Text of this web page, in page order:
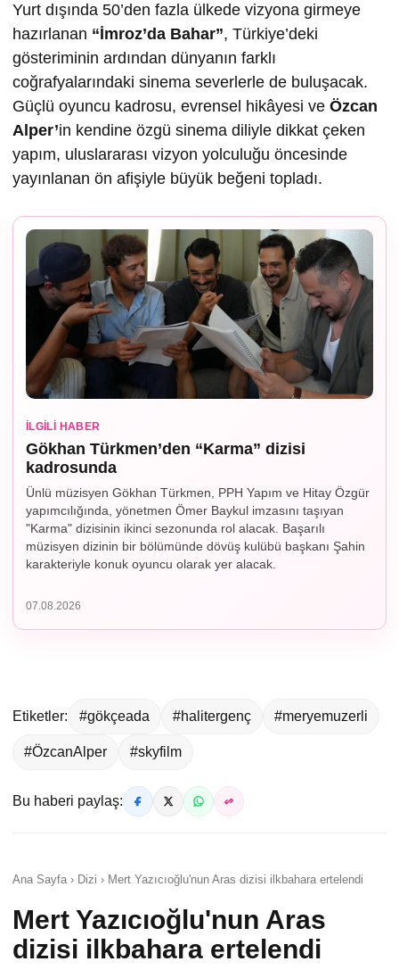
Yurt dışında 50’den fazla ülkede vizyona girmeye
hazırlanan “İmroz’da Bahar”, Türkiye’deki
gösteriminin ardından dünyanın farklı
coğrafyalarındaki sinema severlerle de buluşacak.
Güçlü oyuncu kadrosu, evrensel hikâyesi ve Özcan
Alper’in kendine özgü sinema diliyle dikkat çeken
yapım, uluslararası vizyon yolculuğu öncesinde
yayınlanan ön afişiyle büyük beğeni topladı.
İLGILI HABER
Gökhan Türkmen’den “Karma” dizisi
kadrosunda
Ünlü müzisyen Gökhan Türkmen, PPH Yapım ve Hitay Özgür
yapımcılığında, yönetmen Ömer Baykul imzasını taşıyan
"Karma" dizisinin ikinci sezonunda rol alacak. Başarılı
müzisyen dizinin bir bölümünde dövüş kulübü başkanı Şahin
karakteriyle konuk oyuncu olarak yer alacak.
07.08.2026
Etiketler: #gökçeada #halitergenç #meryemuzerli
#ÖzcanAlper #skyfilm
Bu haberi paylaş:
Ana Sayfa › Dizi › Mert Yazıcıoğlu'nun Aras dizisi ilkbahara ertelendi
Mert Yazıcıoğlu'nun Aras
dizisi ilkbahara ertelendi